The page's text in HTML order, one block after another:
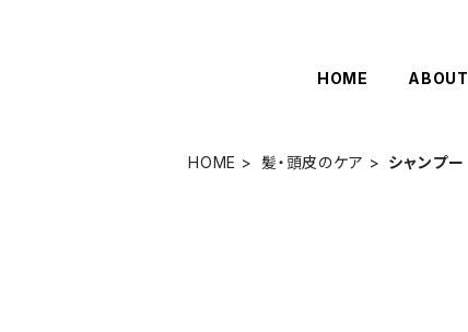
HOME ABOUT
HOME 髪・頭皮のケア シャンプー